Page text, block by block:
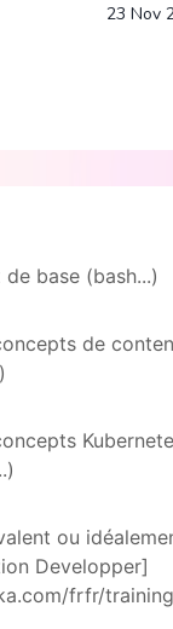
23 Nov
base (bash...)
de
ou
Developper]
frfr/